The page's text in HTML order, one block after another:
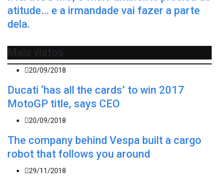
atitude… e a irmandade vai fazer a parte
dela.
Mais vistos
20/09/2018
Ducati ‘has all the cards’ to win 2017
MotoGP title, says CEO
20/09/2018
The company behind Vespa built a cargo
robot that follows you around
29/11/2018